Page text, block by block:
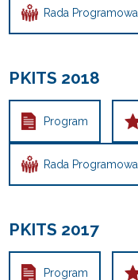
Rada Programowa
PKITS 2018
Program
Rada Programowa
PKITS 2017
Program